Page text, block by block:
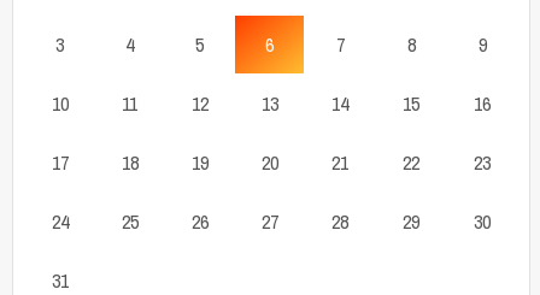
3 4 5 6 7 8 9
10 11 12 13 14 15 16
17 18 19 20 21 22 23
24 25 26 27 28 29 30
31